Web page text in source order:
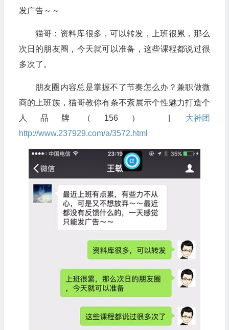
发广告～～
猫哥：资料库很多，可以转发，上班很累，那么
次日的朋友圈，今天就可以准备，这些课程都说过很
多次了。
朋友圈内容总是掌握不了节奏怎么办？兼职做微
商的上班族，猫哥教你有条不紊展示个性魅力打造个
人品牌（156） | 大神团
http://www.237929.com/a/3572.html